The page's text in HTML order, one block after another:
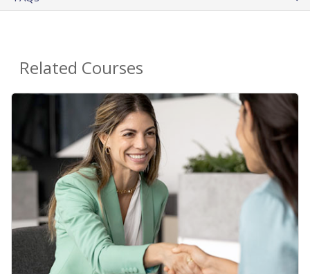
Related Courses